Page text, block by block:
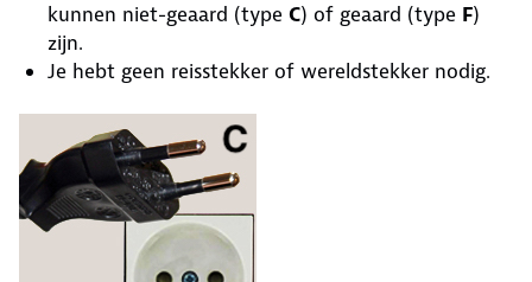
kunnen niet-geaard (type C) of geaard (type F)
zijn.
Je hebt geen reisstekker of wereldstekker nodig.